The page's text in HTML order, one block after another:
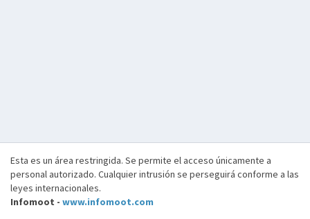
Esta es un área restringida. Se permite el acceso únicamente a
personal autorizado. Cualquier intrusión se perseguirá conforme a las
leyes internacionales.
Infomoot - www.infomoot.com